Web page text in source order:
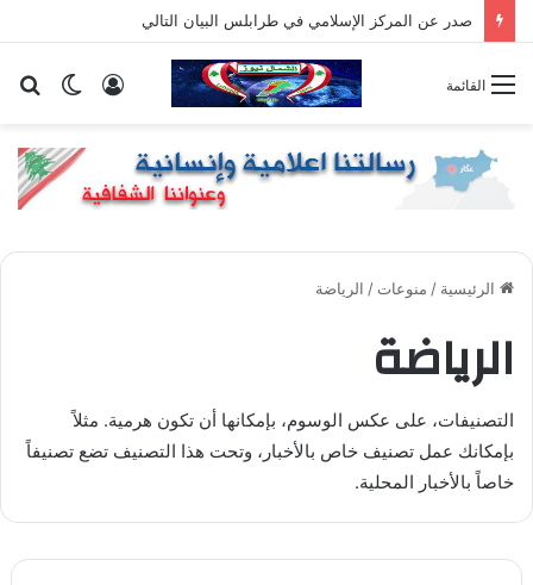
صدر عن المركز الإسلامي في طرابلس البيان التالي
الوضع تسجيل
القائمة
الرئيسية / منوعات / الرياضة
الرياضة
التصنيفات، على عكس الوسوم، بإمكانها أن تكون هرمية. مثلاً
بإمكانك عمل تصنيف خاص بالأخبار، وتحت هذا التصنيف تضع تصنيفاً
خاصاً بالأخبار المحلية.